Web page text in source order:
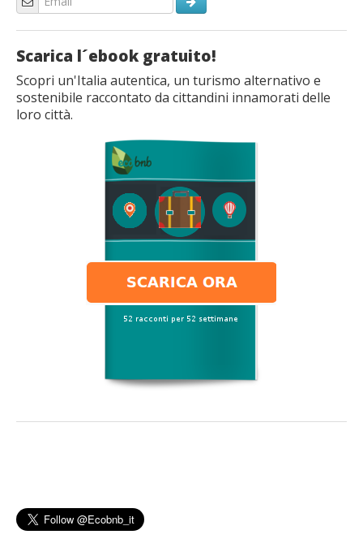
Scarica l´ebook gratuito!
Scopri un'Italia autentica, un turismo alternativo e
sostenibile raccontato da cittandini innamorati delle
loro città.